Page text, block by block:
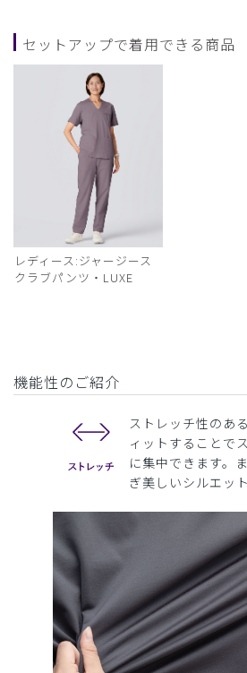
セットアップで着用できる商品
レディース:ジャージース
クラブパンツ・LUXE
機能性のご紹介
ストレッチ性のあ
ィットすることで
に集中できます。
ぎ美しいシルエッ